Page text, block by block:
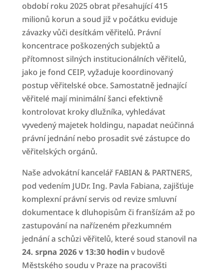
období roku 2025 obrat přesahující 415
milionů korun a soud již v počátku eviduje
závazky vůči desítkám věřitelů. Právní
koncentrace poškozených subjektů a
přítomnost silných institucionálních věřitelů,
jako je fond CEIP, vyžaduje koordinovaný
postup věřitelské obce. Samostatně jednající
věřitelé mají minimální šanci efektivně
kontrolovat kroky dlužníka, vyhledávat
vyvedený majetek holdingu, napadat neúčinná
právní jednání nebo prosadit své zástupce do
věřitelských orgánů.
Naše advokátní kancelář FABIAN & PARTNERS,
pod vedením JUDr. Ing. Pavla Fabiana, zajišťuje
komplexní právní servis od revize smluvní
dokumentace k dluhopisům či franšízám až po
zastupování na nařízeném přezkumném
jednání a schůzi věřitelů, které soud stanovil na
24. srpna 2026 v 13:30 hodinv budově
Městského soudu v Praze na pracovišti